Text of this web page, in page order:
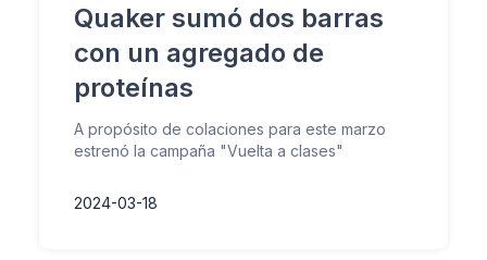
Quaker sumó dos barras
con un agregado de
proteínas
A propósito de colaciones para este marzo
estrenó la campaña "Vuelta a clases"
2024-03-18